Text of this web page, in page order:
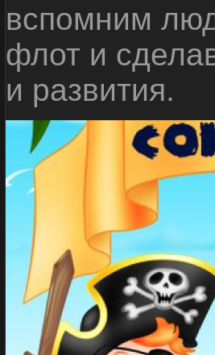
вспомним
флот и
и развития.